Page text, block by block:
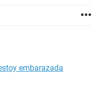
embarazada